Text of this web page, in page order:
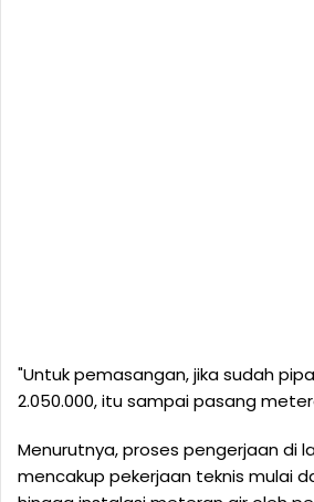
"Untuk pemasangan, jika sudah
2.050.000, itu sampai pasang
Menurutnya, proses pengerjaan di
mencakup pekerjaan teknis mulai